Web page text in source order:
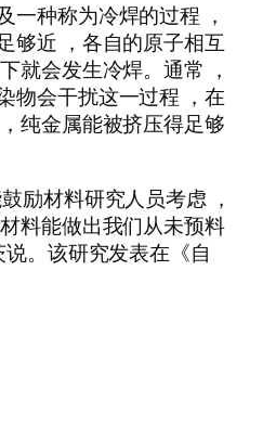
一种称为冷焊的过程 ，
够近 ，各自的原子相互
就会发生冷焊。通常 ，
物会干扰这一过程 ，在
纯金属能被挤压得足够
励材料研究人员考虑 ，
料能做出我们从未预料
。该研究发表在《自